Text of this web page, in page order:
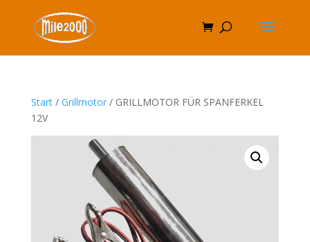
Start/ Grillmotor/ GRILLMOTOR FÜR SPANFERKEL
12V